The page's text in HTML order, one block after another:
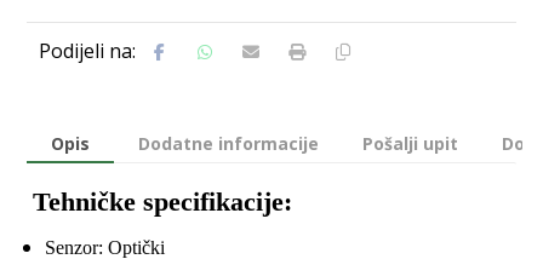
Opis Dodatne informacije Pošalji upit
Tehničke specifikacije:
Senzor: Optički